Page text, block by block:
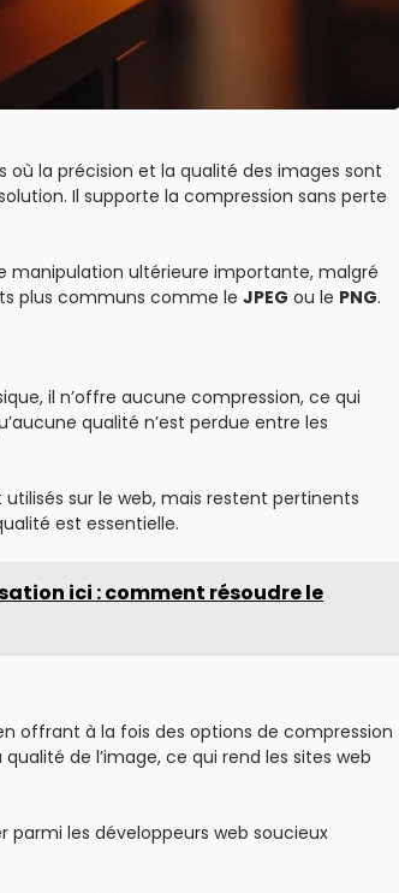
la précision et la qualité des images sont
Il supporte la compression sans perte
manipulation ultérieure importante, malgré
plus communs comme le JPEG ou le PNG.
il n’offre aucune compression, ce qui
qualité n’est perdue entre les
sur le web, mais restent pertinents
est essentielle.
ici : comment résoudre le
offrant à la fois des options de compression
de l’image, ce qui rend les sites web
les développeurs web soucieux